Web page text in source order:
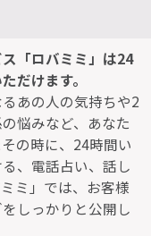
「ロバミミ」は24
だけます。
あの人の気持ちや2
悩みなど、あなた
の時に、24時間い
、電話占い、話し
ミ」では、お客様
しっかりと公開し